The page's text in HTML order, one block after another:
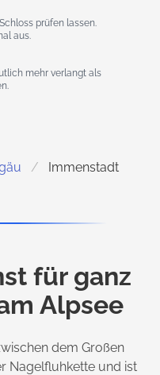
prüfen lassen.
aus.
mehr verlangt als
Immenstadt
für ganz
Alpsee
dem Großen
Nagelfluhkette und ist